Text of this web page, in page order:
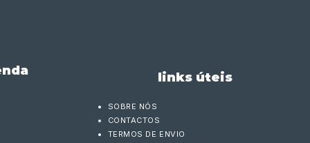
links úteis
SOBRE NÓS
CONTACTOS
TERMOS DE ENVIO